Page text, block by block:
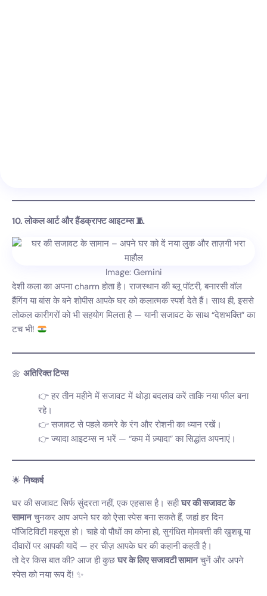
10. लोकल आर्ट और हैंडक्राफ्ट आइटम्स 🧵
Image: Gemini
देशी कला का अपना charm होता है। राजस्थान की ब्लू पॉटरी, बनारसी वॉल
हैंगिंग या बांस के बने शोपीस आपके घर को कलात्मक स्पर्श देते हैं। साथ ही, इससे
लोकल कारीगरों को भी सहयोग मिलता है — यानी सजावट के साथ “देशभक्ति” का
टच भी!
🌼 अतिरिक्त टिप्स
हर तीन महीने में सजावट में थोड़ा बदलाव करें ताकि नया फील बना
रहे।
सजावट से पहले कमरे के रंग और रोशनी का ध्यान रखें।
ज्यादा आइटम्स न भरें — “कम में ज़्यादा” का सिद्धांत अपनाएं।
🌟 निष्कर्ष
घर की सजावट सिर्फ सुंदरता नहीं, एक एहसास है। सहीघर की सजावट के
सामानचुनकर आप अपने घर को ऐसा स्पेस बना सकते हैं, जहां हर दिन
पॉजिटिविटी महसूस हो। चाहे वो पौधों का कोना हो, सुगंधित मोमबत्ती की खुशबू या
दीवारों पर आपकी यादें — हर चीज़ आपके घर की कहानी कहती है।
तो देर किस बात की? आज ही कुछ घर के लिए सजावटी सामानचुनें और अपने
स्पेस को नया रूप दें! ✨